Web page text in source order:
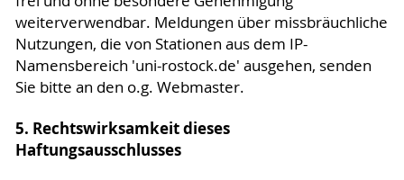
weiterverwendbar. Meldungen über missbräuchliche
Nutzungen, die von Stationen aus dem IP-
Namensbereich 'uni-rostock.de' ausgehen, senden
Sie bitte an den o.g. Webmaster.
5. Rechtswirksamkeit dieses
Haftungsausschlusses